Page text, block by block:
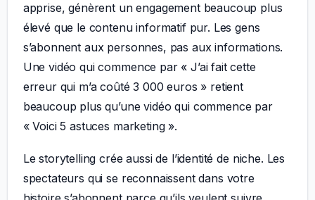
apprise, génèrent un engagement beaucoup plus
élevé que le contenu informatif pur. Les gens
s’abonnent aux personnes, pas aux informations.
Une vidéo qui commence par « J’ai fait cette
erreur qui m’a coûté 3 000 euros » retient
beaucoup plus qu’une vidéo qui commence par
« Voici 5 astuces marketing ».
Le storytelling crée aussi de l’identité de niche. Les
spectateurs qui se reconnaissent dans votre